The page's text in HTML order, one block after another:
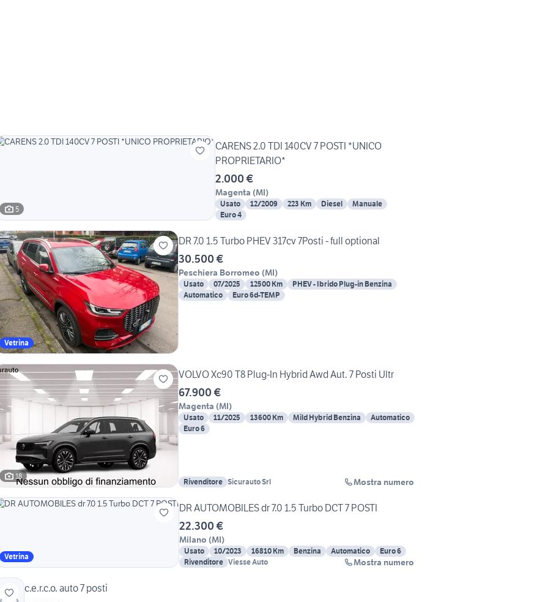
5
CARENS 2.0 TDI 140CV 7 POSTI *UNICO
PROPRIETARIO*
2.000 €
Magenta (MI)
Usato 12/2009 223 Km Diesel
Manuale
Euro 4
Vetrina
DR 7.0 1.5 Turbo PHEV 317cv 7Posti - full optional
30.500 €
Peschiera Borromeo (MI)
Usato 07/2025 12500 Km
PHEV - Ibrido Plug-in Benzina
Automatico
Euro 6d-TEMP
18
VOLVO Xc90 T8 Plug-In Hybrid Awd Aut. 7 Posti Ultr
67.900 €
Magenta (MI)
Usato 11/2025 13600 Km Mild Hybrid Benzina
Automatico
Euro 6
Rivenditore Sicurauto Srl Mostra numero
Vetrina
DR AUTOMOBILES dr 7.0 1.5 Turbo DCT 7 POSTI
22.300 €
Milano (MI)
Usato 10/2023 16810 Km Benzina Automatico
Euro 6
Rivenditore Viesse Auto Mostra numero
c.e.r.c.o. auto 7 posti